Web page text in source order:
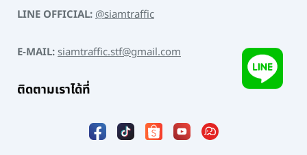
LINE OFFICIAL:@siamtraffic
E-MAIL:siamtraffic.stf@gmail.com
ติดตามเราได้ที่